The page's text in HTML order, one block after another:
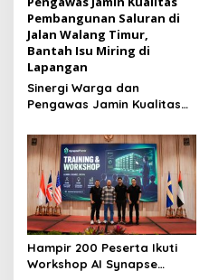
Pembangunan Saluran di
Jalan Walang Timur,
Bantah Isu Miring di
Lapangan
Sinergi Warga dan
Pengawas Jamin Kualitas
Jalan Walang Timur,
Bantah Isu Miring di
Lapangan
Hampir 200 Peserta Ikuti
Workshop AI Synapse